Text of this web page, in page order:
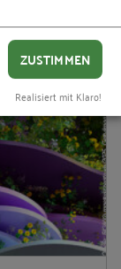
ZUSTIMMEN
Realisiert mit Klaro!